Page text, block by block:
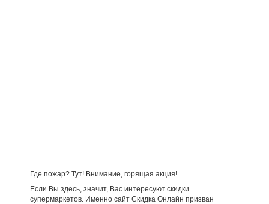
Где пожар? Тут! Внимание, горящая акция!
Если Вы здесь, значит, Вас интересуют скидки
супермаркетов. Именно сайт Скидка Онлайн призван